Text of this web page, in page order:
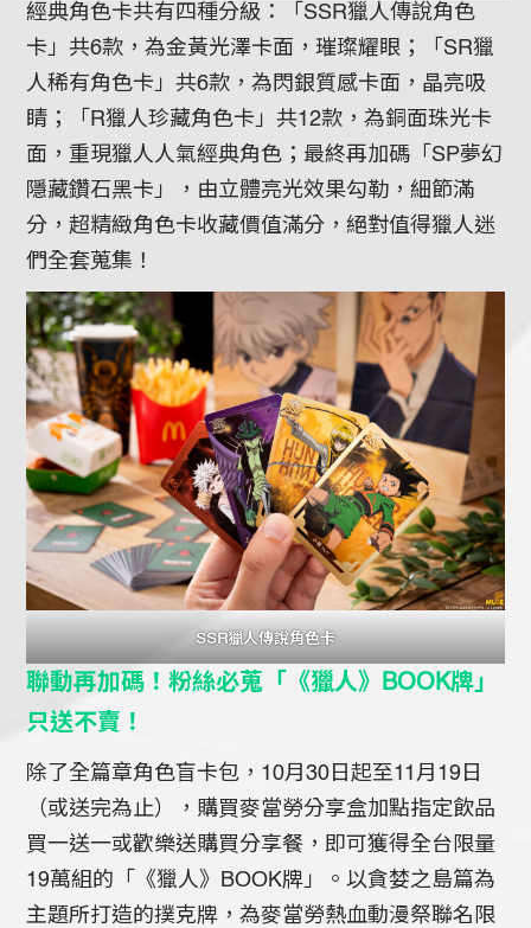
經典角色卡共有四種分級：「SSR獵人傳說角色
卡」共6款，為金黃光澤卡面，璀璨耀眼；「SR獵
人稀有角色卡」共6款，為閃銀質感卡面，晶亮吸
睛；「R獵人珍藏角色卡」共12款，為銅面珠光卡
面，重現獵人人氣經典角色；最終再加碼「SP夢幻
隱藏鑽石黑卡」，由立體亮光效果勾勒，細節滿
分，超精緻角色卡收藏價值滿分，絕對值得獵人迷
們全套蒐集！
SSR獵人傳說角色卡
聯動再加碼！粉絲必蒐「《獵人》BOOK牌」
只送不賣！
除了全篇章角色盲卡包，10月30日起至11月19日
（或送完為止），購買麥當勞分享盒加點指定飲品
買一送一或歡樂送購買分享餐，即可獲得全台限量
19萬組的「《獵人》BOOK牌」。以貪婪之島篇為
主題所打造的撲克牌，為麥當勞熱血動漫祭聯名限